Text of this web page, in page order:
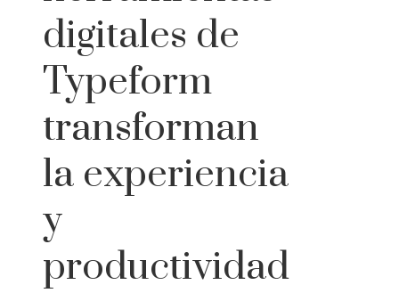
digitales de
Typeform
transforman
la experiencia
y
productividad